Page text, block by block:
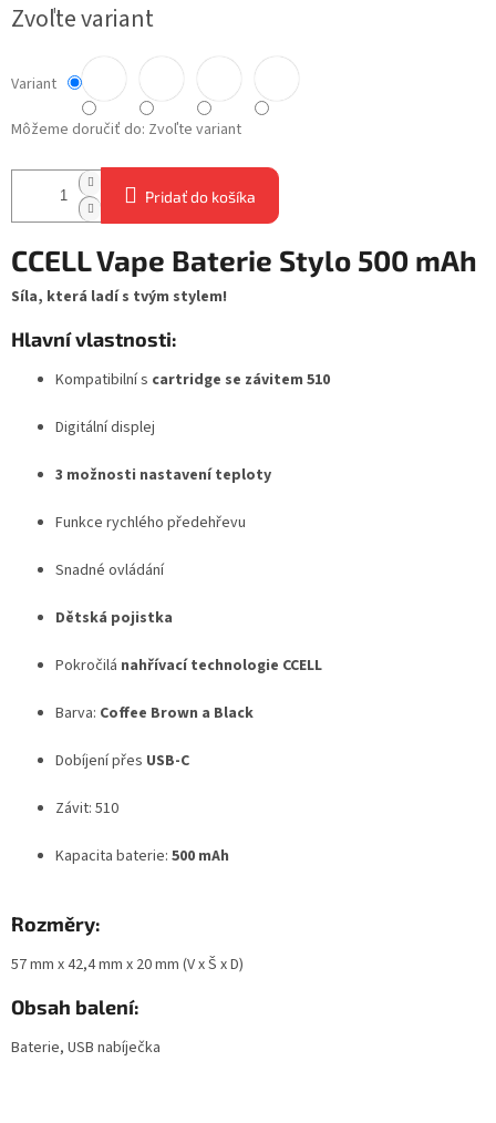
cena:
Zvoľte variant
Variant
Môžeme doručiť do: Zvoľte variant
Pridať do košíka
CCELL Vape Baterie Stylo 500 mAh
Síla, která ladí s tvým stylem!
Hlavní vlastnosti:
Kompatibilní s cartridge se závitem 510
Digitální displej
3 možnosti nastavení teploty
Funkce rychlého předehřevu
Snadné ovládání
Dětská pojistka
Pokročilá nahřívací technologie CCELL
Barva: Coffee Brown a Black
Dobíjení přes USB-C
Závit: 510
Kapacita baterie: 500 mAh
Rozměry:
57 mm x 42,4 mm x 20 mm (V x Š x D)
Obsah balení:
Baterie, USB nabíječka